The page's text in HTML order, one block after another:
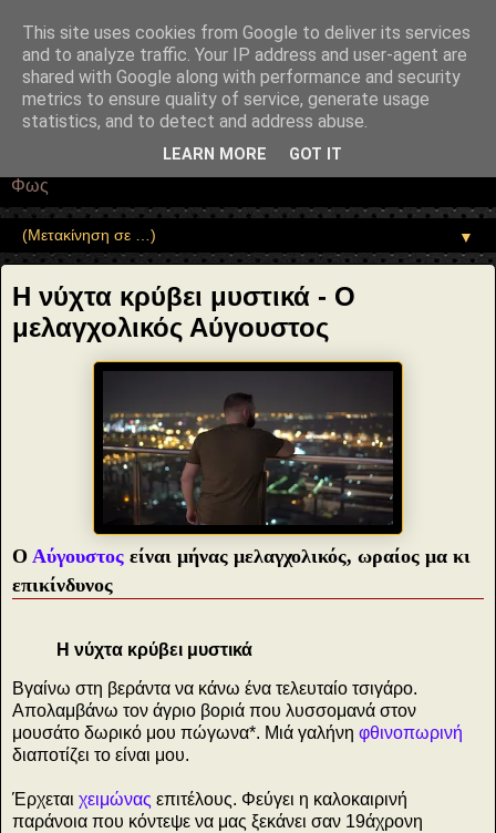
"potentialAction": { "@type": "ReadAction", "target":
"https://www.sophia-ntrekou.gr/2021/08/Melancholic-Augoustos.html" }
Αέναη επΑνάσταση
• Επιστήμη • Ψυχολογία • Λογοτεχνία • Τέχνες • Θεολογία •
Φιλοσοφία • Στοχασμοί... για τη μνήμη, τον άνθρωπο και το
Φως
▼
Η νύχτα κρύβει μυστικά - Ο
μελαγχολικός Αύγουστος
Ο Αύγουστος είναι μήνας μελαγχολικός, ωραίος μα κι
επικίνδυνος
Η νύχτα κρύβει μυστικά
Βγαίνω στη βεράντα να κάνω ένα τελευταίο τσιγάρο.
Απολαμβάνω τον άγριο βοριά που λυσσομανά στον
μουσάτο δωρικό μου πώγωνα*. Μιά γαλήνη φθινοπωρινή
διαποτίζει το είναι μου.
Έρχεται χειμώνας επιτέλους. Φεύγει η καλοκαιρινή
παράνοια που κόντεψε να μας ξεκάνει σαν 19άχρονη
This site uses cookies from Google to deliver its services
and to analyze traffic. Your IP address and user-agent are
shared with Google along with performance and security
metrics to ensure quality of service, generate usage
statistics, and to detect and address abuse.
LEARN MORE GOT IT